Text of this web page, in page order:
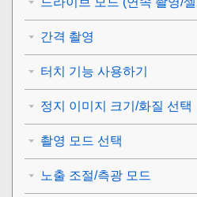
간격 촬영
터치 기능 사용하기
정지 이미지 크기/화질 선택
촬영 모드 선택
노출 조절/측광 모드